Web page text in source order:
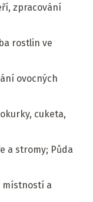
zpracování
rostlin ve
ovocných
cuketa,
a stromy; Půda
místností a